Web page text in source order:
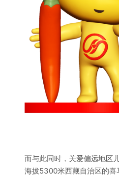
而与此同时，关爱偏远地区
海拔5300米西藏自治区的喜